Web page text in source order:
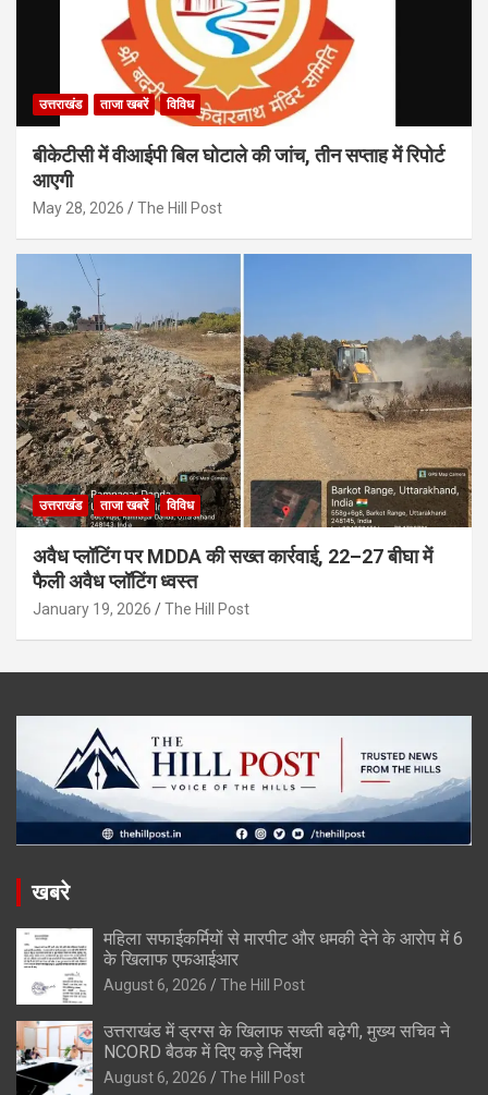
उत्तराखंड ताजा खबरें विविध
बीकेटीसी में वीआईपी बिल घोटाले की जांच, तीन सप्ताह में रिपोर्ट
आएगी
May 28, 2026 The Hill Post
उत्तराखंड ताजा खबरें विविध
अवैध प्लॉटिंग पर MDDA की सख्त कार्रवाई, 22–27 बीघा में
फैली अवैध प्लॉटिंग ध्वस्त
January 19, 2026 The Hill Post
खबरे
महिला सफाईकर्मियों से मारपीट और धमकी देने के आरोप में 6
के खिलाफ एफआईआर
August 6, 2026 The Hill Post
उत्तराखंड में ड्रग्स के खिलाफ सख्ती बढ़ेगी, मुख्य सचिव ने
NCORD बैठक में दिए कड़े निर्देश
August 6, 2026 The Hill Post